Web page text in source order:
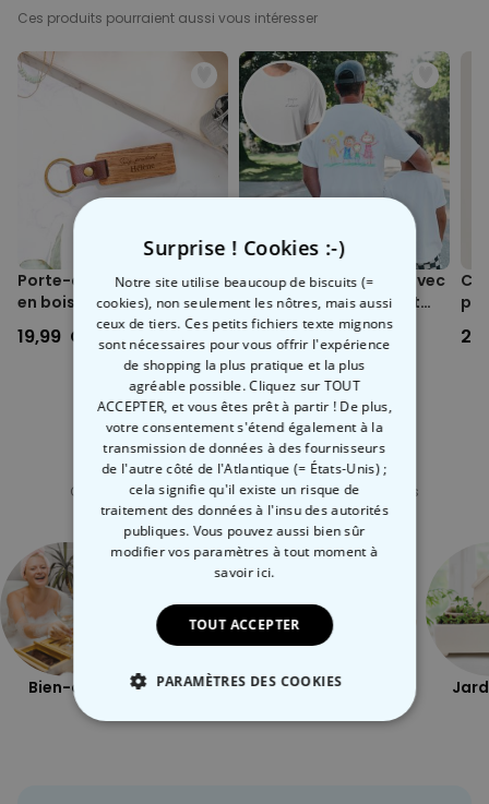
Fabriqué encoton 100 % biologique, ce pull offre non seulement
vous considériez comme chef·fe de la famille ou plutôt comme
le/la clown qui fait rire en permanence, ce pull allie style et
personnalité, et tout ça de manière écolo.
100 % coton bio & certifié vegan
Mettre à l’envers avant le lavage (préserve les couleurs et le motif
imprimé)
Fabrication issue du commerce équitable & production durable
Emballage respectueux de l’environnement
Imprimé en Autriche
Différences de dimensions possibles d’environ +/-5 % par
rapport au tableau des tailles
Ces produits pourraient aussi vous intéresser
Porte-clés personnalisé
en bois avec texte
19,99 CHF
T-shirt personnalisé avec
votre dessin devant et
derrière
34,99 CHF
Catégorie concernée
Consultez nos autres catégories de cadeux insolites
Bien-être Plein air Coquin
Surprise ! Cookies :-)
Notre site utilise beaucoup de biscuits (=
cookies), non seulement les nôtres, mais aussi
ceux de tiers. Ces petits fichiers texte mignons
sont nécessaires pour vous offrir l'expérience
de shopping la plus pratique et la plus
agréable possible. Cliquez sur TOUT
ACCEPTER, et vous êtes prêt à partir ! De plus,
votre consentement s'étend également à la
transmission de données à des fournisseurs
de l'autre côté de l'Atlantique (= États-Unis) ;
cela signifie qu'il existe un risque de
traitement des données à l'insu des autorités
publiques. Vous pouvez aussi bien sûr
modifier vos paramètres à tout momentà
savoir ici.
TOUT ACCEPTER
PARAMÈTRES DES COOKIES
STRICTEMENT NÉCESSAIRE